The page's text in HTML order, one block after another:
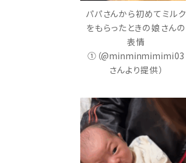
パパさんから初めてミルク
をもらったときの娘さんの
表情
①（@minminmimimi03
さんより提供）